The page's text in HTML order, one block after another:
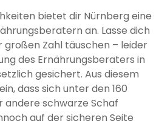
bietet dir Nürnberg eine
an. Lasse dich
Zahl täuschen – leider
des Ernährungsberaters in
gesichert. Aus diesem
dass sich unter den 160
andere schwarze Schaf
auf der sicheren Seite